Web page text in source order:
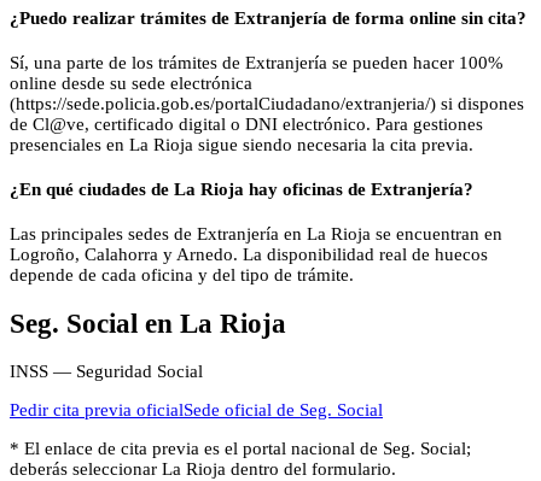
¿Puedo realizar trámites de Extranjería de forma online sin cita?
Sí, una parte de los trámites de Extranjería se pueden hacer 100%
online desde su sede electrónica
(https://sede.policia.gob.es/portalCiudadano/extranjeria/) si dispones
de Cl@ve, certificado digital o DNI electrónico. Para gestiones
presenciales en La Rioja sigue siendo necesaria la cita previa.
¿En qué ciudades de La Rioja hay oficinas de Extranjería?
Las principales sedes de Extranjería en La Rioja se encuentran en
Logroño, Calahorra y Arnedo. La disponibilidad real de huecos
depende de cada oficina y del tipo de trámite.
Seg. Social en La Rioja
INSS — Seguridad Social
Pedir cita previa oficialSede oficial de Seg. Social
* El enlace de cita previa es el portal nacional de Seg. Social;
deberás seleccionar La Rioja dentro del formulario.